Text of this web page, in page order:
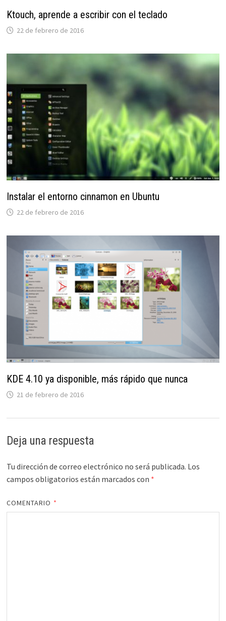
Ktouch, aprende a escribir con el teclado
22 de febrero de 2016
Instalar el entorno cinnamon en Ubuntu
22 de febrero de 2016
KDE 4.10 ya disponible, más rápido que nunca
21 de febrero de 2016
Deja una respuesta
Tu dirección de correo electrónico no será publicada. Los
campos obligatorios están marcados con *
COMENTARIO *